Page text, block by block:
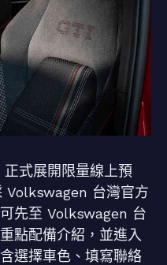
式展開限量線上預
Volkswagen 台灣官方
先至 Volkswagen 台
點配備介紹，並進入
選擇車色、填寫聯絡